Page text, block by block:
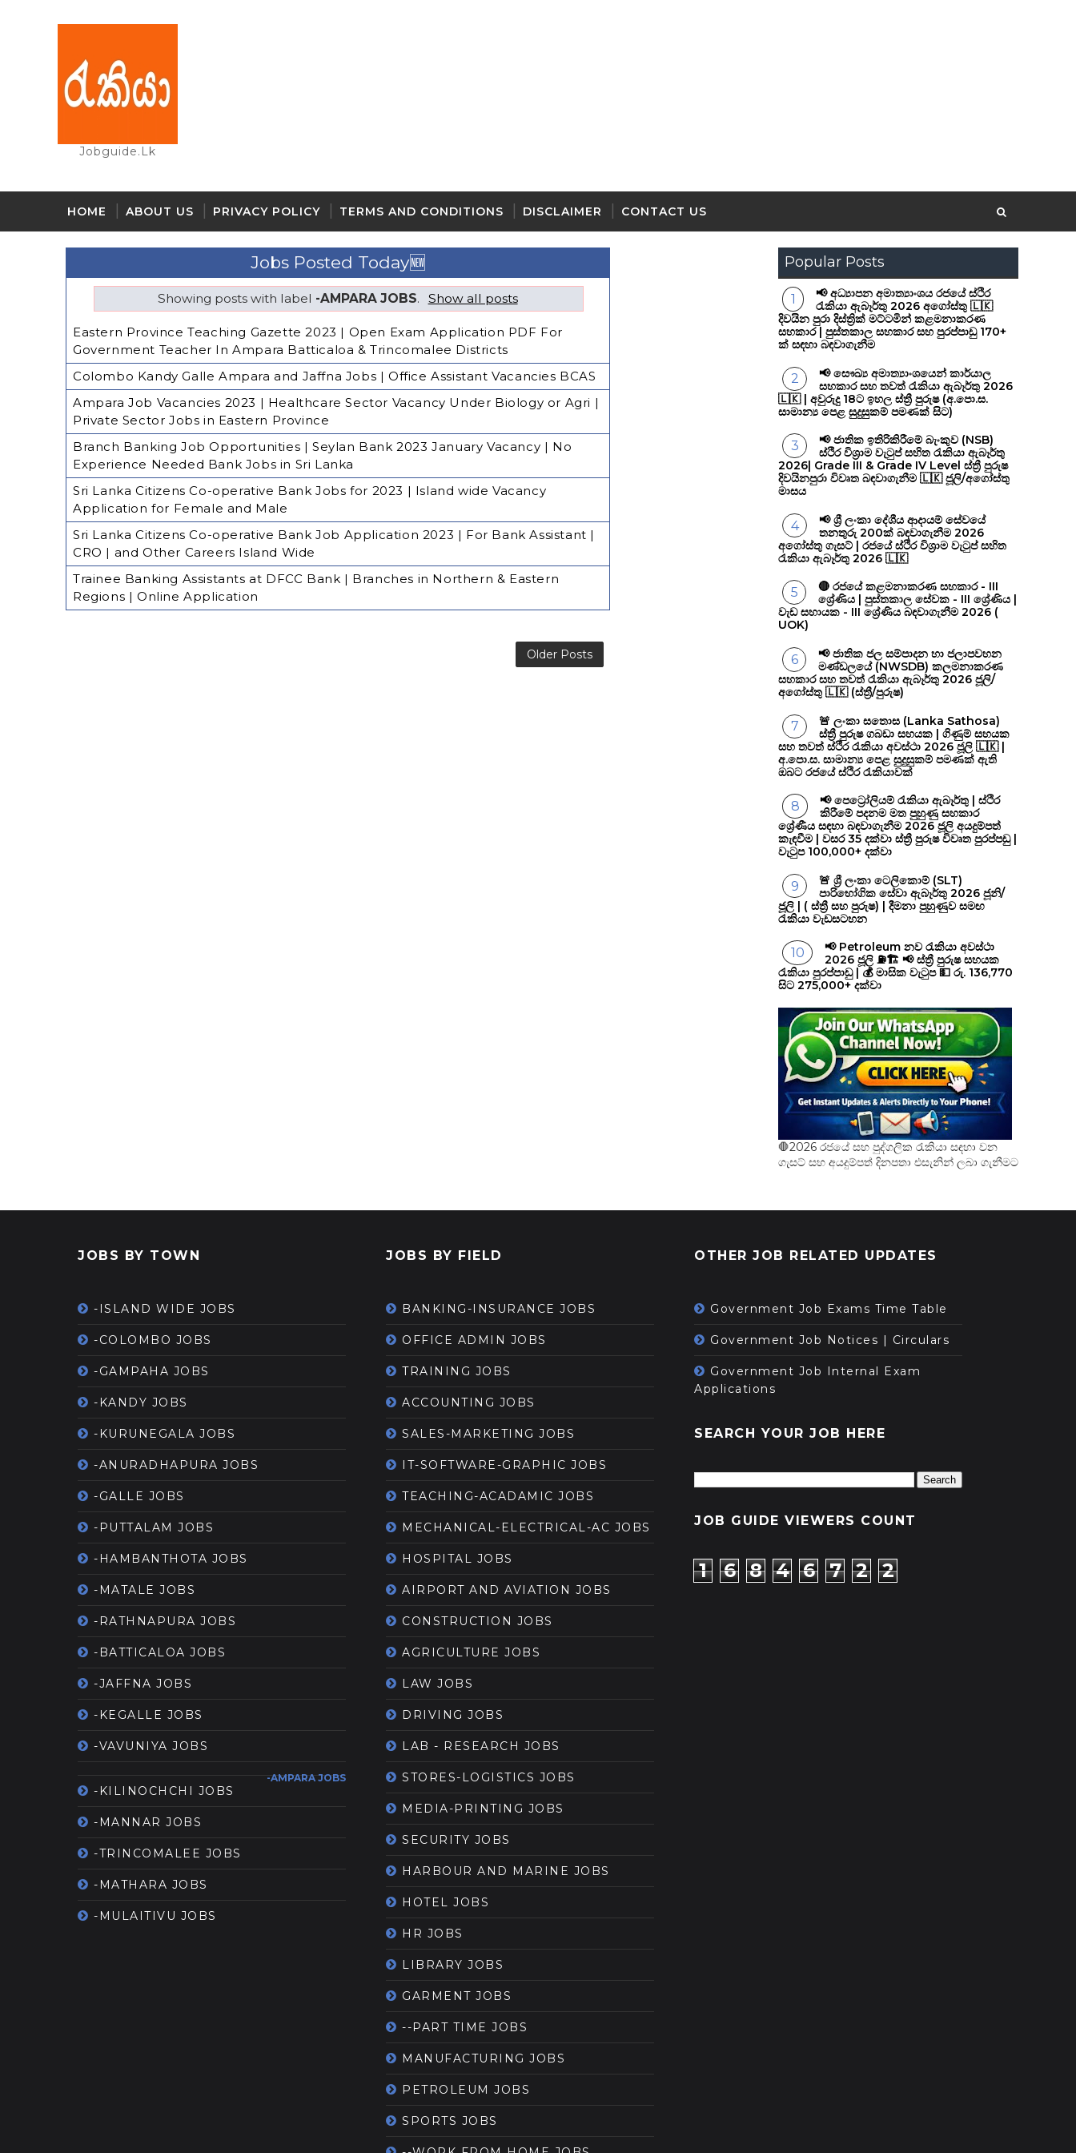
Jobguide.lk
HOME ABOUT US PRIVACY POLICY TERMS AND CONDITIONS DISCLAIMER CONTACT US
Jobs Posted Today🆕
Showing posts with label -AMPARA JOBS. Show all posts
Eastern Province Teaching Gazette 2023 | Open Exam Application PDF For
Government Teacher In Ampara Batticaloa & Trincomalee Districts
Colombo Kandy Galle Ampara and Jaffna Jobs | Office Assistant Vacancies BCAS
Ampara Job Vacancies 2023 | Healthcare Sector Vacancy Under Biology or Agri |
Private Sector Jobs in Eastern Province
Branch Banking Job Opportunities | Seylan Bank 2023 January Vacancy | No
Experience Needed Bank Jobs in Sri Lanka
Sri Lanka Citizens Co-operative Bank Jobs for 2023 | Island wide Vacancy
Application for Female and Male
Sri Lanka Citizens Co-operative Bank Job Application 2023 | For Bank Assistant |
CRO | and Other Careers Island Wide
Trainee Banking Assistants at DFCC Bank | Branches in Northern & Eastern
Regions | Online Application
Older Posts
Popular Posts
📢 අධ්‍යාපන අමාත්‍යාංශය රජයේ ස්ථිර
රැකියා ඇබෑර්තු 2026 අගෝස්තු 🇱🇰
දිවයින පුරා දිස්ත්‍රික් මට්ටමින් කළමනාකරණ
සහකාර | පුස්තකාල සහකාර සහ පුරප්පාඩු 170+
ක් සඳහා බඳවාගැනීම
📢 සෞඛ්‍ය අමාත්‍යාංශයෙන් කාර්යාල
සහකාර සහ තවත් රැකියා ඇබෑර්තු 2026
🇱🇰 | අවුරුදු 18ට ඉහල ස්ත්‍රී පුරුෂ (අ.පො.ස.
සාමාන්‍ය පෙළ සුදුසුකම් පමණක් සිට)
📢 ජාතික ඉතිරිකිරීමේ බැංකුව (NSB)
ස්ථිර විශ්‍රාම වැටුප් සහිත රැකියා ඇබෑර්තු
2026| Grade III & Grade IV Level ස්ත්‍රී පුරුෂ
දිවයිනපුරා විවෘත බඳවාගැනීම 🇱🇰 ජූලි/අගෝස්තු
මාසය
📢 ශ්‍රී ලංකා දේශීය ආදායම් සේවයේ
තනතුරු 200ක් බඳවාගැනීම 2026
අගෝස්තු ගැසට් | රජයේ ස්ථිර විශ්‍රාම වැටුප් සහිත
රැකියා ඇබෑර්තු 2026 🇱🇰
🔴 රජයේ කළමනාකරණ සහකාර - III
ශ්‍රේණිය | පුස්තකාල සේවක - III ශ්‍රේණිය |
වැඩ සහායක - III ශ්‍රේණිය බඳවාගැනීම 2026 (
UOK)
📢 ජාතික ජල සම්පාදන හා ජලාපවහන
මණ්ඩලයේ (NWSDB) කලමනාකරණ
සහකාර සහ තවත් රැකියා ඇබෑර්තු 2026 ජූලි/
අගෝස්තු 🇱🇰 (ස්ත්‍රී/පුරුෂ)
🚨 ලංකා සතොස (Lanka Sathosa)
ස්ත්‍රී පුරුෂ ගබඩා සහයක | ගිණුම් සහයක
සහ තවත් ස්ථිර රැකියා අවස්ථා 2026 ජූලි 🇱🇰 |
අ.පො.ස. සාමාන්‍ය පෙළ සුදුසුකම් පමණක් ඇති
ඔබට රජයේ ස්ථිර රැකියාවක්
📢 පෙට්‍රෝලියම් රැකියා ඇබෑර්තු | ස්ථිර
කිරීමේ පදනම මත පුහුණු සහකාර
ශ්‍රේණීය සඳහා බඳවාගැනීම 2026 ජූලි අයදුම්පත්
කැඳවීම | වසර 35 දක්වා ස්ත්‍රී පුරුෂ විවෘත පුරප්පඩු |
වැටුප 100,000+ දක්වා
🚨 ශ්‍රී ලංකා ටෙලිකොම් (SLT)
පාරිභෝගික සේවා ඇබෑර්තු 2026 ජූනි/
ජූලි | ( ස්ත්‍රී සහ පුරුෂ) | දීමනා පුහුණුව සමඟ
රැකියා වැඩසටහන
📢 Petroleum නව රැකියා අවස්ථා
2026 ජූලි ⛽🏗️ 📢 ස්ත්‍රී පුරුෂ සහයක
රැකියා පුරප්පාඩු | 💰 මාසික වැටුප 💵 රු. 136,770
සිට 275,000+ දක්වා
🛑2026 රජයේ සහ පුද්ගලික රැකියා සඳහා වන
ගැසට් සහ අයදුම්පත් දිනපතා එසැනින් ලබා ගැනීමට
JOBS BY TOWN
-ISLAND WIDE JOBS
-COLOMBO JOBS
-GAMPAHA JOBS
-KANDY JOBS
-KURUNEGALA JOBS
-ANURADHAPURA JOBS
-GALLE JOBS
-PUTTALAM JOBS
-HAMBANTHOTA JOBS
-MATALE JOBS
-RATHNAPURA JOBS
-BATTICALOA JOBS
-JAFFNA JOBS
-KEGALLE JOBS
-VAVUNIYA JOBS
-AMPARA JOBS
-KILINOCHCHI JOBS
-MANNAR JOBS
-TRINCOMALEE JOBS
-MATHARA JOBS
-MULAITIVU JOBS
JOBS BY FIELD
BANKING-INSURANCE JOBS
OFFICE ADMIN JOBS
TRAINING JOBS
ACCOUNTING JOBS
SALES-MARKETING JOBS
IT-SOFTWARE-GRAPHIC JOBS
TEACHING-ACADAMIC JOBS
MECHANICAL-ELECTRICAL-AC JOBS
HOSPITAL JOBS
AIRPORT AND AVIATION JOBS
CONSTRUCTION JOBS
AGRICULTURE JOBS
LAW JOBS
DRIVING JOBS
LAB - RESEARCH JOBS
STORES-LOGISTICS JOBS
MEDIA-PRINTING JOBS
SECURITY JOBS
HARBOUR AND MARINE JOBS
HOTEL JOBS
HR JOBS
LIBRARY JOBS
GARMENT JOBS
--PART TIME JOBS
MANUFACTURING JOBS
PETROLEUM JOBS
SPORTS JOBS
OTHER JOB RELATED UPDATES
Government Job Exams Time Table
Government Job Notices | Circulars
Government Job Internal Exam
Applications
SEARCH YOUR JOB HERE
JOB GUIDE VIEWERS COUNT
1 6 8 4 6 7 2 2